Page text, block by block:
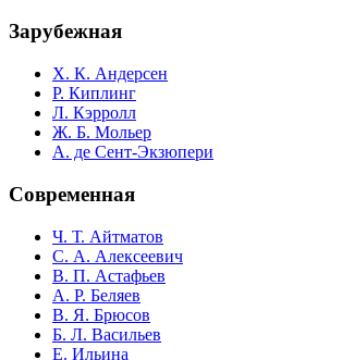
Зарубежная
Х. К. Андерсен
Р. Киплинг
Л. Кэрролл
Ж. Б. Мольер
А. де Сент-Экзюпери
Современная
Ч. Т. Айтматов
С. А. Алексеевич
В. П. Астафьев
А. Р. Беляев
В. Я. Брюсов
Б. Л. Васильев
Е. Ильина